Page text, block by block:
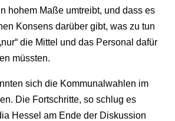
hohem Maße umtreibt, und dass es
Konsens darüber gibt, was zu tun
die Mittel und das Personal dafür
müssten.
sich die Kommunalwahlen im
Die Fortschritte, so schlug es
Hessel am Ende der Diskussion